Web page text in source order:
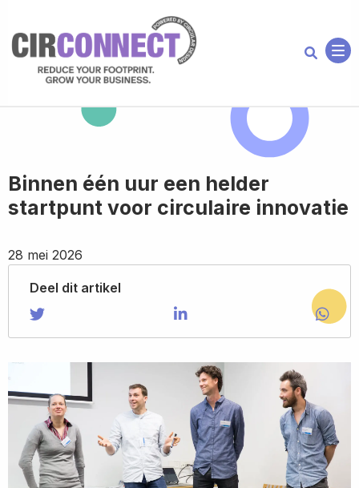
Binnen één uur een helder
startpunt voor circulaire innovatie
28 mei 2026
Deel dit artikel
Share on Twitter
Share
on
Share on LinkedIn
Share
on
via